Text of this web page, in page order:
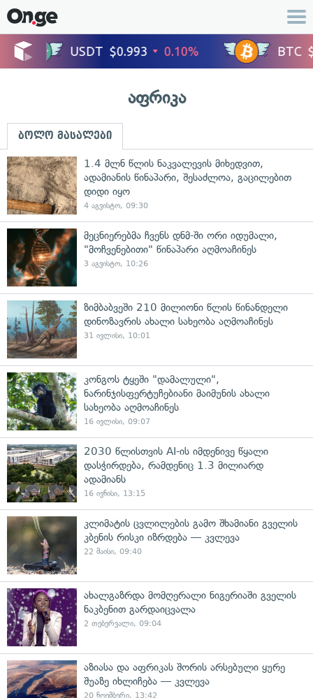
აფრიკა
ბოლო მასალები
1.4 მლნ წლის ნაკვალევის მიხედვით,
ადამიანის წინაპარი, შესაძლოა, გაცილებით
დიდი იყო
4 აგვისტო, 09:30
მეცნიერებმა ჩვენს დნმ-ში ორი იდუმალი,
"მოჩვენებითი" წინაპარი აღმოაჩინეს
3 აგვისტო, 10:26
ზიმბაბვეში 210 მილიონი წლის წინანდელი
დინოზავრის ახალი სახეობა აღმოაჩინეს
31 ივლისი, 10:01
კონგოს ტყეში "დამალული",
ნარინჯისფერტუჩებიანი მაიმუნის ახალი
სახეობა აღმოაჩინეს
16 ივლისი, 09:07
2030 წლისთვის AI-ის იმდენივე წყალი
დასჭირდება, რამდენიც 1.3 მილიარდ
ადამიანს
16 ივნისი, 13:15
კლიმატის ცვლილების გამო შხამიანი გველის
კბენის რისკი იზრდება — კვლევა
22 მაისი, 09:40
ახალგაზრდა მომღერალი ნიგერიაში გველის
ნაკბენით გარდაიცვალა
2 თებერვალი, 09:04
აზიასა და აფრიკას შორის არსებული ყურე
შუაზე იხლიჩება — კვლევა
20 ნოემბერი, 13:42